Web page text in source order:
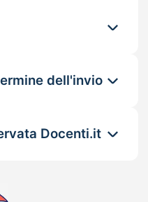
dell'invio
Docenti.it